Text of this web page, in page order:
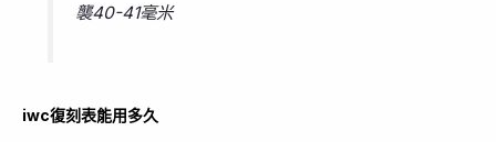
襲40-41毫米
iwc復刻表能用多久